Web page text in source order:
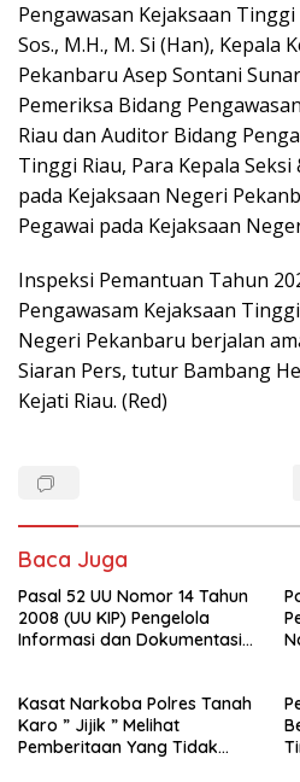
Pengawasan Kejaksaan Tinggi
Sos., M.H., M. Si (Han), Kepala
Pekanbaru Asep Sontani
Pemeriksa Bidang
Riau dan Auditor Bidang
Tinggi Riau, Para Kepala Seksi
pada Kejaksaan Negeri
Pegawai pada Kejaksaan
Inspeksi Pemantuan Tahun
Pengawasam Kejaksaan
Negeri Pekanbaru berjalan
Siaran Pers, tutur Bambang
Kejati Riau. (Red)
Baca Juga
Pasal 52 UU Nomor 14 Tahun
2008 (UU KIP) Pengelola
Informasi dan Dokumentasi :
Kasat Narkoba Polres Tanah
Karo ” Jijik ” Melihat
Pemberitaan Yang Tidak